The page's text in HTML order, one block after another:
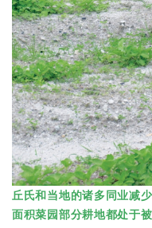
丘氏和当地的诸多同业减
面积菜园部分耕地都处于被